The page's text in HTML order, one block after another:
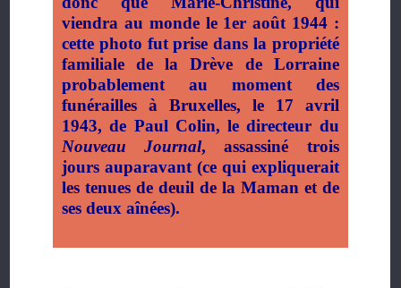
viendra au monde le 1er août 1944 :
cette photo fut prise dans la propriété
familiale de la Drève de Lorraine
probablement au moment des
funérailles à Bruxelles, le 17 avril
1943, de Paul Colin, le directeur du
Nouveau Journal, assassiné trois
jours auparavant (ce qui expliquerait
les tenues de deuil de la Maman et de
ses deux aînées).